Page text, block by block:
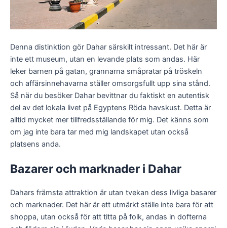
Denna distinktion gör Dahar särskilt intressant. Det här är
inte ett museum, utan en levande plats som andas. Här
leker barnen på gatan, grannarna småpratar på tröskeln
och affärsinnehavarna ställer omsorgsfullt upp sina stånd.
Så när du besöker Dahar bevittnar du faktiskt en autentisk
del av det lokala livet på Egyptens Röda havskust. Detta är
alltid mycket mer tillfredsställande för mig. Det känns som
om jag inte bara tar med mig landskapet utan också
platsens anda.
Bazarer och marknader i Dahar
Dahars främsta attraktion är utan tvekan dess livliga basarer
och marknader. Det här är ett utmärkt ställe inte bara för att
shoppa, utan också för att titta på folk, andas in dofterna